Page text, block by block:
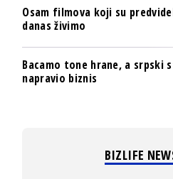
Osam filmova koji su
danas živimo
Bacamo tone hrane, a
napravio biznis
BIZLIFE